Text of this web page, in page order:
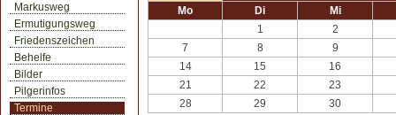
Markusweg
Ermutigungsweg
Friedenszeichen
Behelfe
Bilder
Pilgerinfos
Termine
Mo
Di
Mi
1
2
7
8
9
14
15
16
21
22
23
28
29 30